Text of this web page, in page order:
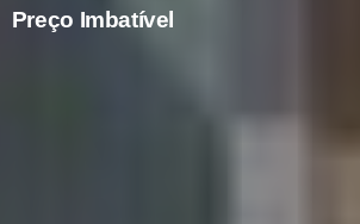
Preço Imbatível